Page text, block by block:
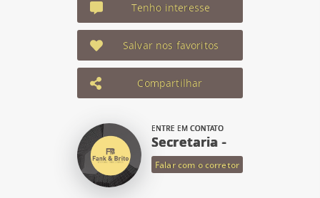
Tenho interesse
Salvar nos favoritos
Compartilhar
ENTRE EM CONTATO
Secretaria -
Falar com o corretor